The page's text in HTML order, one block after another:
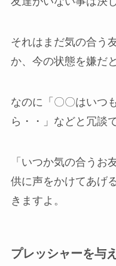
それはまだ気の合う
か、今の状態を嫌だ
なのに「〇〇はいつ
ら・・」などと冗談
「いつか気の合うお
供に声をかけてあげ
きますよ。
プレッシャーを与